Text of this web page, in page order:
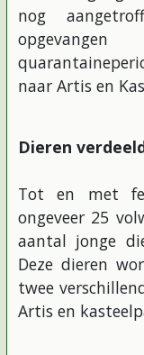
nog
naar Artis en
Dieren
Tot en met
ongeveer 25
aantal jonge
Deze dieren
twee
Artis en